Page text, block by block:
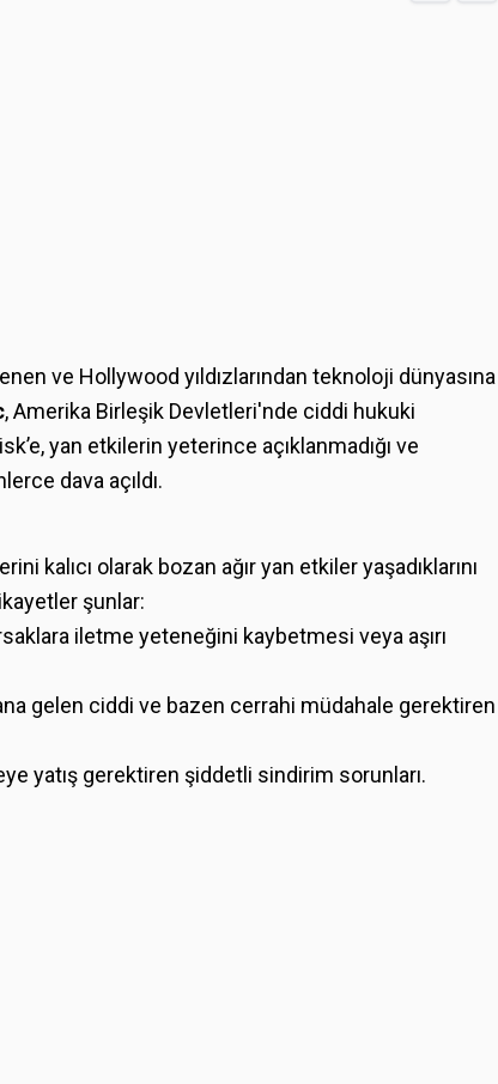
ve Hollywood yıldızlarından teknoloji dünyasına
, Amerika Birleşik Devletleri'nde ciddi hukuki
yan etkilerin yeterince açıklanmadığı ve
dava açıldı.
kalıcı olarak bozan ağır yan etkiler yaşadıklarını
şunlar:
iletme yeteneğini kaybetmesi veya aşırı
gelen ciddi ve bazen cerrahi müdahale gerektiren
yatış gerektiren şiddetli sindirim sorunları.